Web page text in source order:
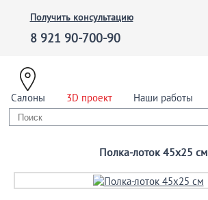
Получить консультацию
8 921 90-700-90
Салоны 3D проект Наши работы
Полка-лоток 45х25 см